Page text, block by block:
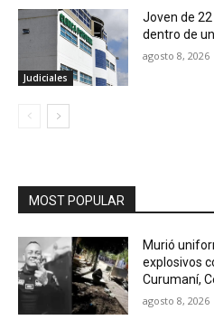
Judiciales
Joven de
dentro de
agosto 8, 2026
MOST POPULAR
Murió
explosivos
Curumaní,
agosto 8, 2026